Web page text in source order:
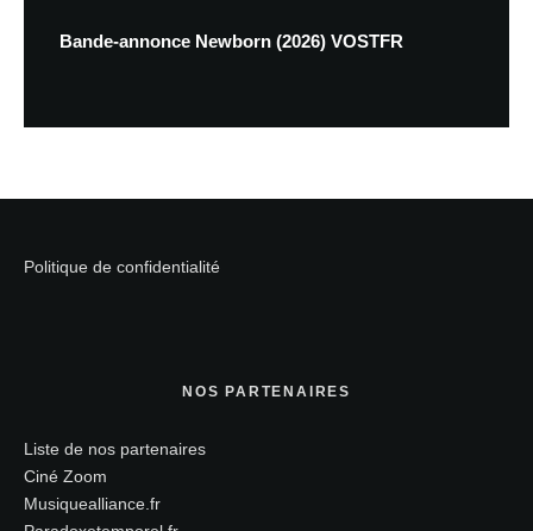
Bande-annonce Newborn (2026) VOSTFR
Politique de confidentialité
NOS PARTENAIRES
Liste de nos partenaires
Ciné Zoom
Musiquealliance.fr